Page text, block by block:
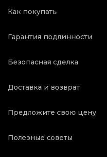
Как покупать
Гарантия подлинности
Безопасная сделка
Доставка и возврат
Предложите свою цену
Полезные советы